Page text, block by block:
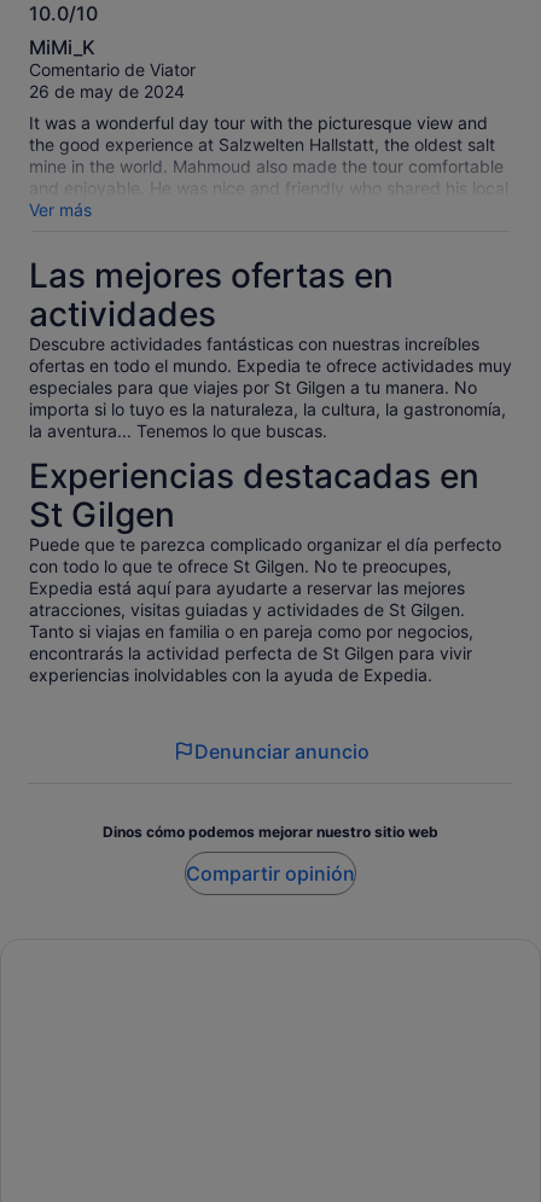
10.0/10
10.0
sobre
10
MiMi_K
Comentario de Viator
26 de may de 2024
It was a wonderful day tour with the picturesque view and
the good experience at Salzwelten Hallstatt, the oldest salt
mine in the world. Mahmoud also made the tour comfortable
and enjoyable. He was nice and friendly who shared his local
knowledge.
Ver más
Las mejores ofertas en
actividades
Descubre actividades fantásticas con nuestras increíbles
ofertas en todo el mundo. Expedia te ofrece actividades muy
especiales para que viajes por St Gilgen a tu manera. No
importa si lo tuyo es la naturaleza, la cultura, la gastronomía,
la aventura... Tenemos lo que buscas.
Experiencias destacadas en
St Gilgen
Puede que te parezca complicado organizar el día perfecto
con todo lo que te ofrece St Gilgen. No te preocupes,
Expedia está aquí para ayudarte a reservar las mejores
atracciones, visitas guiadas y actividades de St Gilgen.
Tanto si viajas en familia o en pareja como por negocios,
encontrarás la actividad perfecta de St Gilgen para vivir
experiencias inolvidables con la ayuda de Expedia.
Denunciar anuncio
Dinos cómo podemos mejorar nuestro sitio web
Compartir opinión